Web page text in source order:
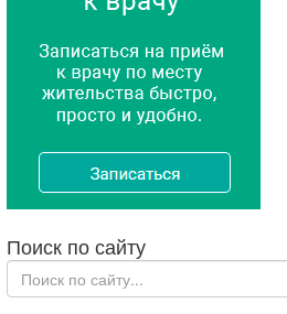
Поиск по сайту